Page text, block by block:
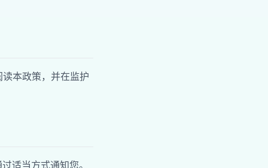
本政策，并在监护
适当方式通知您。